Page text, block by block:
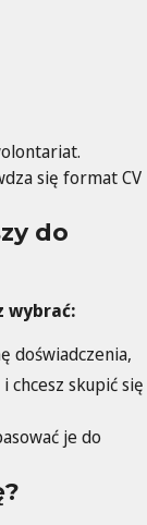
się format CV
do
wybrać:
doświadczenia,
chcesz skupić się
je do